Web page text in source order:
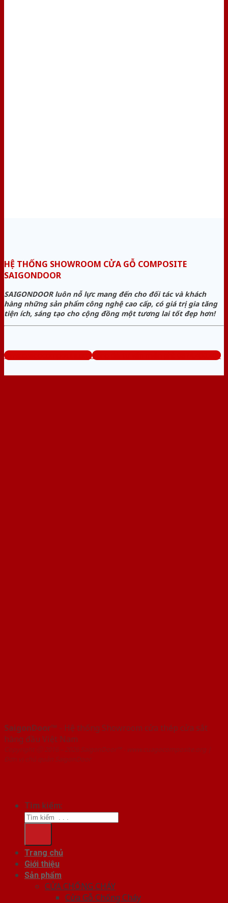
HỆ THỐNG SHOWROOM CỬA GỖ COMPOSITE
SAIGONDOOR
SAIGONDOOR luôn nỗ lực mang đến cho đối tác và khách
hàng những sản phẩm công nghệ cao cấp, có giá trị gia tăng
tiện ích, sáng tạo cho cộng đồng một tương lai tốt đẹp hơn!
www.cuagocomposite.org Tổng đài tư vấn miễn phí: 0824.400.400
SaigonDoor™ - Hệ thống Showroom cửa thép cửa sắt
hàng đầu Việt Nam
Copyright ⓒ 2016 – 2026 SaigonDoor™ - www.cuagocomposite.org |
Đơn vị chủ quản SaigonDoor
Tìm kiếm:
Trang chủ
Giới thiệu
Sản phẩm
CỬA CHỐNG CHÁY
Cửa Gỗ Chống Cháy